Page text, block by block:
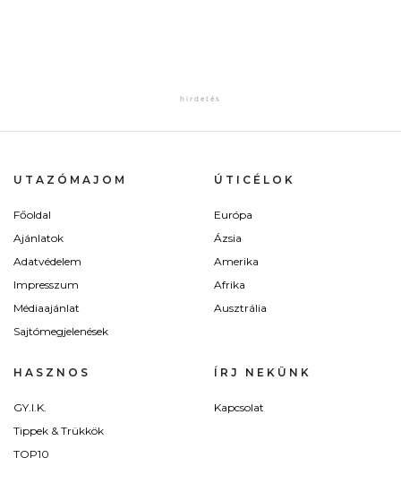
UTAZÓMAJOM
Főoldal
Ajánlatok
Adatvédelem
Impresszum
Médiaajánlat
Sajtómegjelenések
ÚTICÉLOK
Európa
Ázsia
Amerika
Afrika
Ausztrália
HASZNOS
GY.I.K.
Tippek & Trükkök
TOP10
ÍRJ NEKÜNK
Kapcsolat